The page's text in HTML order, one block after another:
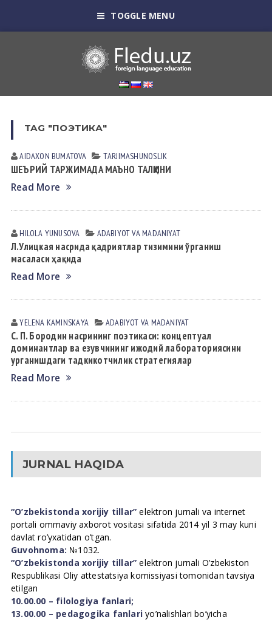
TOGGLE MENU
TAG "ПОЭТИКА"
AIDAXON BUMATOVA TАRJIMАSHUNOSLIK
ШЕЪРИЙ ТАРЖИМАДА МАЪНО ТАЛҚИНИ
Read More
HILOLA YUNUSOVА АDАBIYOT VА MАDАNIYAT
Л.Улицкая насрида қадриятлар тизимини ўрганиш
масаласи ҳақида
Read More
YELENA KАMINSKАYA АDАBIYOT VА MАDАNIYAT
С. П. Бородин насрининг поэтикаси: концептуал
доминантлар ва езувчининг ижодий лабораториясини
урганишдаги тадкикотчилик стратегиялар
Read More
JURNAL HAQIDA
“O’zbekistonda xorijiy tillar” elektron jurnali va internet
portali ommaviy axborot vositasi sifatida 2014 yil 3 may kuni
davlat ro’yxatidan o’tgan.
Guvohnoma: №1032.
“O’zbekistonda xorijiy tillar” elektron jurnali O’zbekiston
Respublikasi Oliy attestatsiya komissiyasi tomonidan tavsiya
etilgan
10.00.00 – filologiya fanlari;
13.00.00 – pedagogika fanlari yo’nalishlari bo’yicha